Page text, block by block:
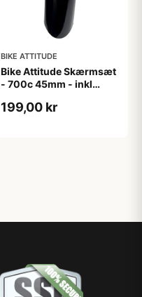
BIKE ATTITUDE
Bike Attitude Skærmsæt
- 700c 45mm - inkl
199,00 kr